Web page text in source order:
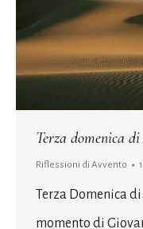
Terza domenica
Riflessioni di Avvento
Terza Domenica
momento di